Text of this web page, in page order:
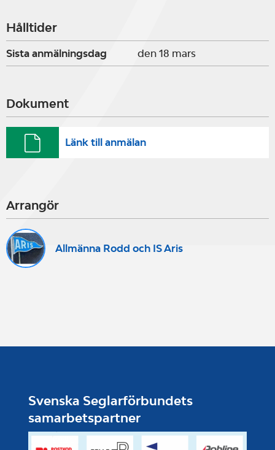
Hålltider
Sista anmälningsdag den 18 mars
Dokument
Länk till anmälan
Arrangör
Allmänna Rodd och IS Aris
Svenska Seglarförbundets
samarbetspartner